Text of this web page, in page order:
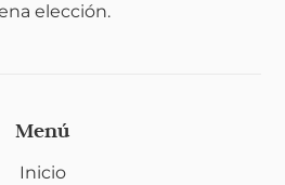
elección.
Menú
Inicio